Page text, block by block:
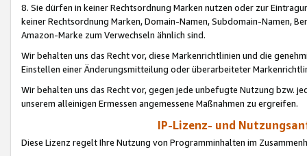
8. Sie dürfen in keiner Rechtsordnung Marken nutzen oder zur
keiner Rechtsordnung Marken, Domain-Namen, Subdomain-Namen,
Amazon-Marke zum Verwechseln ähnlich sind.
Wir behalten uns das Recht vor, diese Markenrichtlinien und die
Einstellen einer Änderungsmitteilung oder überarbeiteter
Wir behalten uns das Recht vor, gegen jede unbefugte Nutzung bzw.
unserem alleinigen Ermessen angemessene Maßnahmen zu ergreifen.
IP-Lizenz- und
Diese Lizenz regelt Ihre Nutzung von Programminhalten im